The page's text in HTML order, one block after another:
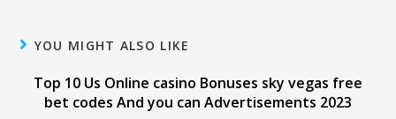
YOU MIGHT ALSO LIKE
Top 10 Us Online casino Bonuses sky vegas free
bet codes And you can Advertisements 2023